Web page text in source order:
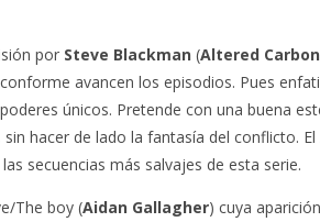
por Steve Blackman (Altered Carbon
avancen los episodios. Pues
únicos. Pretende con una buena
hacer de lado la fantasía del conflicto. El
secuencias más salvajes de esta serie.
The boy (Aidan Gallagher) cuya